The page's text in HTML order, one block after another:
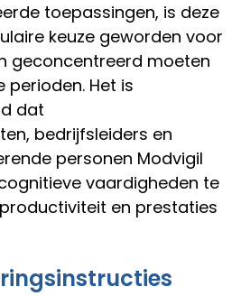
toepassingen, is deze
keuze geworden voor
geconcentreerd moeten
perioden. Het is
dat
bedrijfsleiders en
personen Modvigil
vaardigheden te
en prestaties